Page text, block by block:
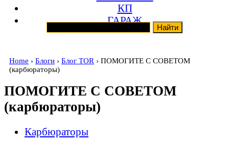
КП
ГАРАЖ
Home › Блоги › Блог TOR › ПОМОГИТЕ С СОВЕТОМ
(карбюраторы)
ПОМОГИТЕ С СОВЕТОМ
(карбюраторы)
Карбюраторы